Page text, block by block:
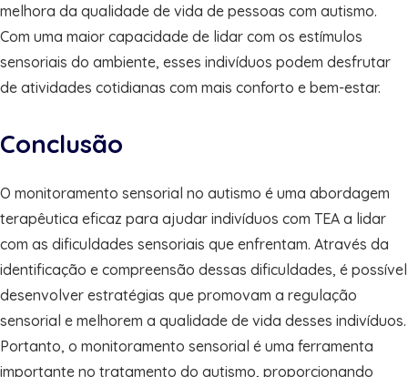
melhora da qualidade de vida de pessoas com autismo.
Com uma maior capacidade de lidar com os estímulos
sensoriais do ambiente, esses indivíduos podem desfrutar
de atividades cotidianas com mais conforto e bem-estar.
Conclusão
O monitoramento sensorial no autismo é uma abordagem
terapêutica eficaz para ajudar indivíduos com TEA a lidar
com as dificuldades sensoriais que enfrentam. Através da
identificação e compreensão dessas dificuldades, é possível
desenvolver estratégias que promovam a regulação
sensorial e melhorem a qualidade de vida desses indivíduos.
Portanto, o monitoramento sensorial é uma ferramenta
importante no tratamento do autismo, proporcionando